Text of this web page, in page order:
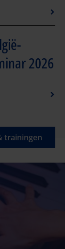
2026
trainingen